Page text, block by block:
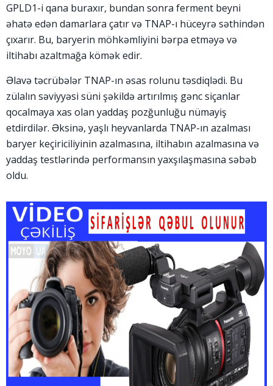
GPLD1-i qana buraxır, bundan sonra ferment beyni
əhatə edən damarlara çatır və TNAP-ı hüceyrə səthindən
çıxarır. Bu, baryerin möhkəmliyini bərpa etməyə və
iltihabı azaltmağa kömək edir.
Əlavə təcrübələr TNAP-ın əsas rolunu təsdiqlədi. Bu
zülalın səviyyəsi süni şəkildə artırılmış gənc siçanlar
qocalmaya xas olan yaddaş pozğunluğu nümayiş
etdirdilər. Əksinə, yaşlı heyvanlarda TNAP-ın azalması
baryer keçiriciliyinin azalmasına, iltihabın azalmasına və
yaddaş testlərində performansın yaxşılaşmasına səbəb
oldu.